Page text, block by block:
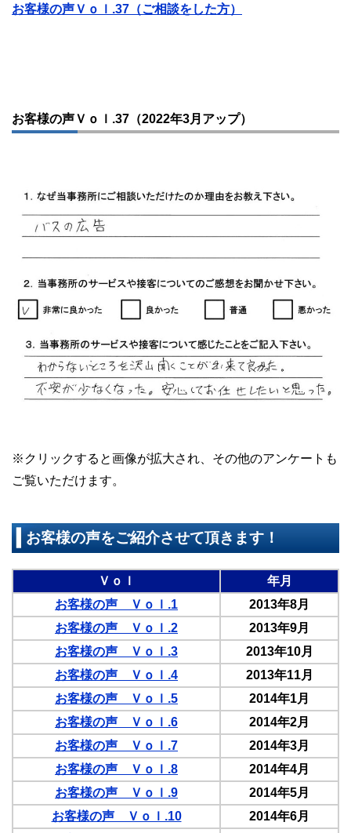
お客様の声Ｖｏｌ.37（ご相談をした方）
お客様の声Ｖｏｌ.37（2022年3月アップ）
※クリックすると画像が拡大され、その他のアンケートも
ご覧いただけます。
お客様の声をご紹介させて頂きます！
Ｖｏｌ
年月
お客様の声 Ｖｏｌ.1
2013年8月
お客様の声 Ｖｏｌ.2
2013年9月
お客様の声 Ｖｏｌ.3
2013年10月
お客様の声 Ｖｏｌ.4
2013年11月
お客様の声 Ｖｏｌ.5
2014年1月
お客様の声 Ｖｏｌ.6
2014年2月
お客様の声 Ｖｏｌ.7
2014年3月
お客様の声 Ｖｏｌ.8
2014年4月
お客様の声 Ｖｏｌ.9
2014年5月
お客様の声 Ｖｏｌ.10
2014年6月